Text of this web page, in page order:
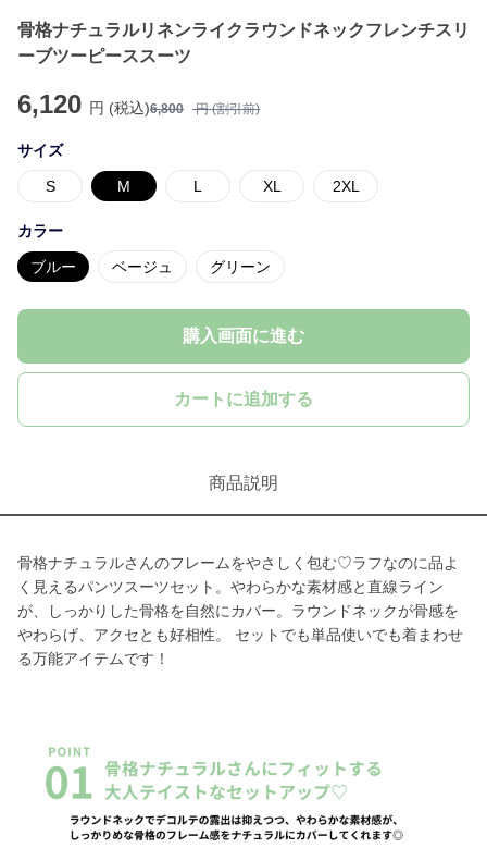
骨格ナチュラルリネンライクラウンドネックフレンチスリ
ーブツーピーススーツ
6,120 円 (税込)6,800 円 (割引前)
サイズ
S M L XL 2XL
カラー
ブルー ベージュ グリーン
購入画面に進む
カートに追加する
商品説明
骨格ナチュラルさんのフレームをやさしく包む♡ラフなのに品よ
く見えるパンツスーツセット。やわらかな素材感と直線ライン
が、しっかりした骨格を自然にカバー。ラウンドネックが骨感を
やわらげ、アクセとも好相性。 セットでも単品使いでも着まわせ
る万能アイテムです！